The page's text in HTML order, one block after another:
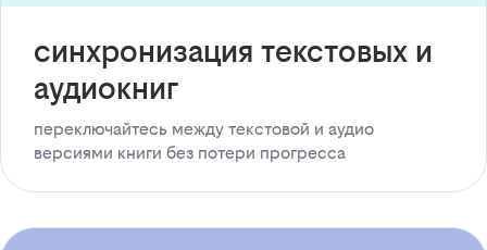
синхронизация текстовых и
аудиокниг
переключайтесь между текстовой и аудио
версиями книги без потери прогресса